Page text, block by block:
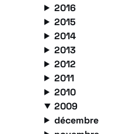
2016
2015
2014
2013
2012
2011
2010
2009
décembre